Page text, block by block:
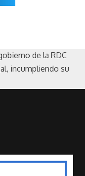
de la RDC
incumpliendo su